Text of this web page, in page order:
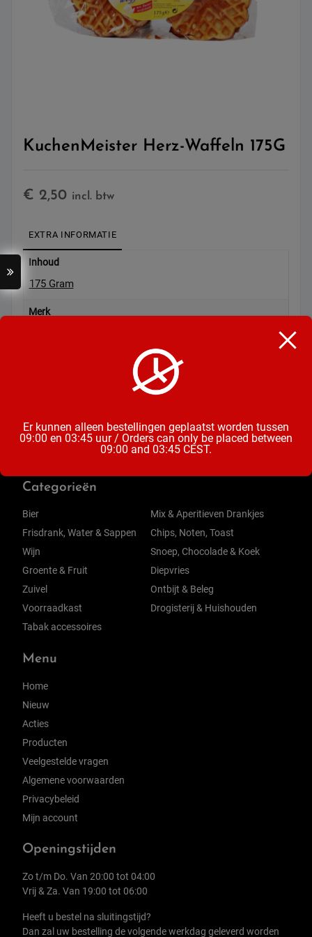
KuchenMeister Herz-Waffeln 175G
€ 2,50 incl. btw
EXTRA INFORMATIE
Inhoud
175 Gram
Merk
Categorieën
Bier
Frisdrank, Water & Sappen
Wijn
Groente & Fruit
Zuivel
Voorraadkast
Tabak accessoires
Mix & Aperitieven Drankjes
Chips, Noten, Toast
Snoep, Chocolade & Koek
Diepvries
Ontbijt & Beleg
Drogisterij & Huishouden
Menu
Home
Nieuw
Acties
Producten
Veelgestelde vragen
Algemene voorwaarden
Privacybeleid
Mijn account
Openingstijden
Zo t/m Do. Van 20:00 tot 04:00
Vrij & Za. Van 19:00 tot 06:00
Heeft u bestel na sluitingstijd?
Dan zal uw bestelling de volgende werkdag geleverd worden
Er kunnen alleen bestellingen geplaatst worden tussen
09:00 en 03:45 uur / Orders can only be placed between
09:00 and 03:45 CEST.